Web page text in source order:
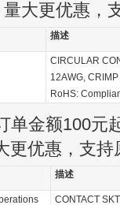
大更优惠，
描述
CIRCULAR
12AWG, CRIMP
RoHS:
金额100元
更优惠，支持
描述
CONTACT